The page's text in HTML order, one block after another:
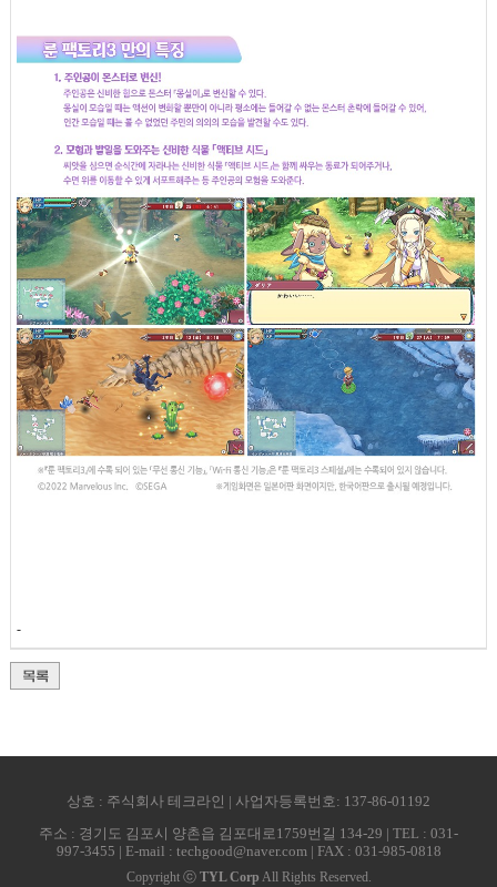
-
상호 : 주식회사 테크라인 | 사업자등록번호: 137-86-01192
주소 : 경기도 김포시 양촌읍 김포대로1759번길 134-29 | TEL : 031-
997-3455 | E-mail : techgood@naver.com | FAX : 031-985-0818
Copyright ⓒ TYL Corp All Rights Reserved.